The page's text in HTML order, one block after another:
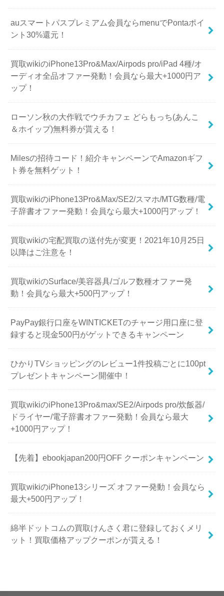
auスマートパスプレミアム会員ならmenuでPontaポイ
ント30%還元！
買取wikiのiPhone13Pro&Max/Airpods pro/iPad 4種/オ
ーディオ全品オファー発動！会員なら最大+1000円ア
ップ！
ローソン秋の大作戦でウチカフェ どらもっち(あんこ
＆ホイップ)無料券が貰える！
Milesの招待コード！紹介キャンペーンでAmazonギフ
ト券を無料ゲット！
買取wikiのiPhone13Pro&Max/SE2/スマホ/MTG数種/電
子辞書オファー発動！会員なら最大+1000円アップ！
買取wikiの宅配買取の送付先が変更！2021年10月25日
以降はご注意を！
買取wikiのSurface/美容器具/ゴルフ数種オファー発
動！会員なら最大+500円アップ！
PayPay銀行口座をWINTICKETのチャージ用口座に登
録すると現金500円がゲットできるキャンペーン
ひかりTVショッピングのレビュー1件投稿ごとに100pt
プレゼントキャンペーン開催中！
買取wikiのiPhone13Pro&max/SE2/Airpods pro/炊飯器/
ドライヤー/電子辞書オファー発動！会員なら最大
+1000円アップ！
【先着】ebookjapan200円OFF クーポンキャンペーン
買取wikiのiPhone13シリーズ オファー発動！会員なら
最大+500円アップ！
綿半ドットコムの買取けんさく君に登録しておくメリ
ット！買取価格アップクーポンが貰える！